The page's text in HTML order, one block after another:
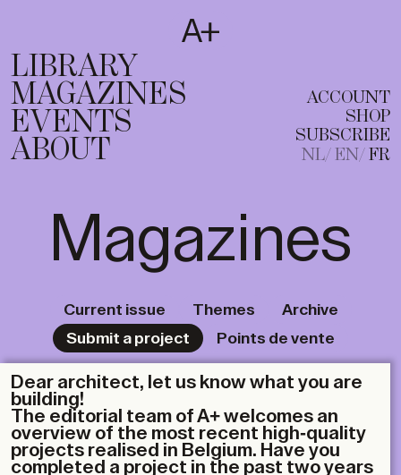
T
EN FR
LIBRARY
MAGAZINES
EVENTS
ABOUT
ACCOUNT
SHOP
SUBSCRIBE
NL EN FR
Magazines
Current issue Themes
Archive
Submit a project
Points de vente
Dear architect, let us know what you are
building!
The editorial team of A+ welcomes an
overview of the most recent high-quality
projects realised in Belgium. Have you
completed a project in the past two years